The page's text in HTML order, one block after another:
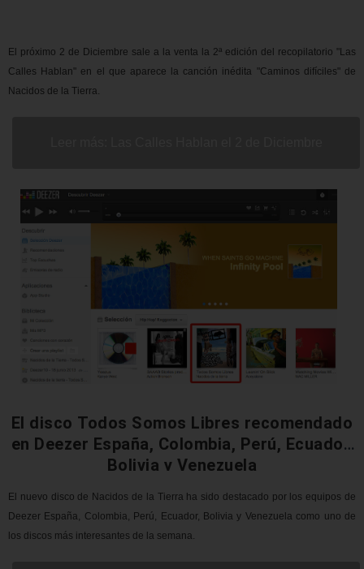
El próximo 2 de Diciembre sale a la venta la 2ª edición del recopilatorio "Las
Calles Hablan" en el que aparece la canción inédita "Caminos difíciles" de
Nacidos de la Tierra.
El disco Todos Somos Libres recomendado
en Deezer España, Colombia, Perú, Ecuador,
Bolivia y Venezuela
El nuevo disco de Nacidos de la Tierra ha sido destacado por los equipos de
Deezer España, Colombia, Perú, Ecuador, Bolivia y Venezuela como uno de
los discos más interesantes de la semana.